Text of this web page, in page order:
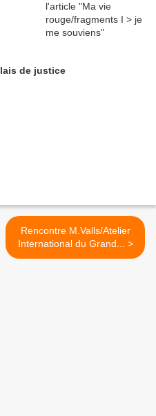
de justice
Rencontre M.Valls/Atelier
International du Grand... >